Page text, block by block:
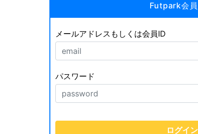
Futpark会
メールアドレスもしくは会員ID
パスワード